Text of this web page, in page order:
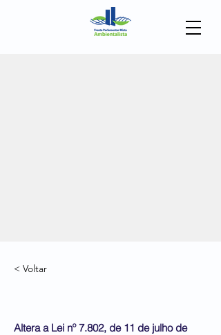
< Voltar
Altera a Lei nº 7.802, de 11 de julho de